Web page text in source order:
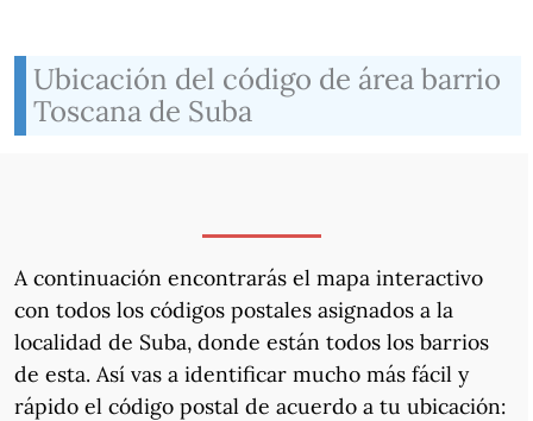
Ubicación del código de área barrio
Toscana de Suba
A continuación encontrarás el mapa interactivo
con todos los códigos postales asignados a la
localidad de Suba, donde están todos los barrios
de esta. Así vas a identificar mucho más fácil y
rápido el código postal de acuerdo a tu ubicación: